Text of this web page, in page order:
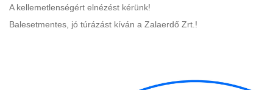
A kellemetlenségért elnézést kérünk!
Balesetmentes, jó túrázást kíván a Zalaerdő Zrt.!